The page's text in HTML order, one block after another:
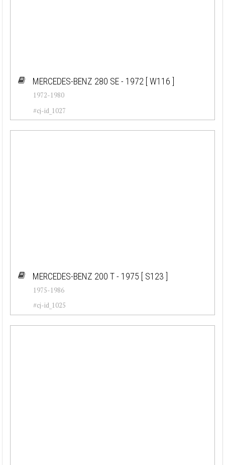
MERCEDES-BENZ 280 SE - 1972 [ W116 ]
1972-1980
#cj-id_1027
MERCEDES-BENZ 200 T - 1975 [ S123 ]
1975-1986
#cj-id_1025